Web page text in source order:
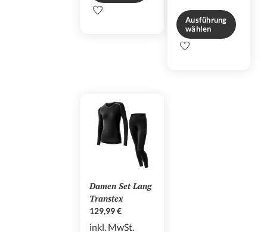
Dieses
Optionen
können
auf
der
Produktseite
Ausführung
wählen
Dieses
Damen Set Lang
Transtex
129,99€
inkl. MwSt.